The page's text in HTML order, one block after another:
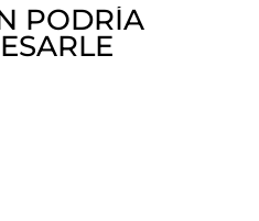
PODRÍA